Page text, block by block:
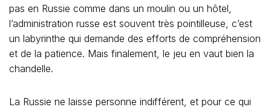
pas en Russie comme dans un moulin ou un hôtel,
l’administration russe est souvent très pointilleuse, c’est
un labyrinthe qui demande des efforts de compréhension
et de la patience. Mais finalement, le jeu en vaut bien la
chandelle.
La Russie ne laisse personne indifférent, et pour ce qui